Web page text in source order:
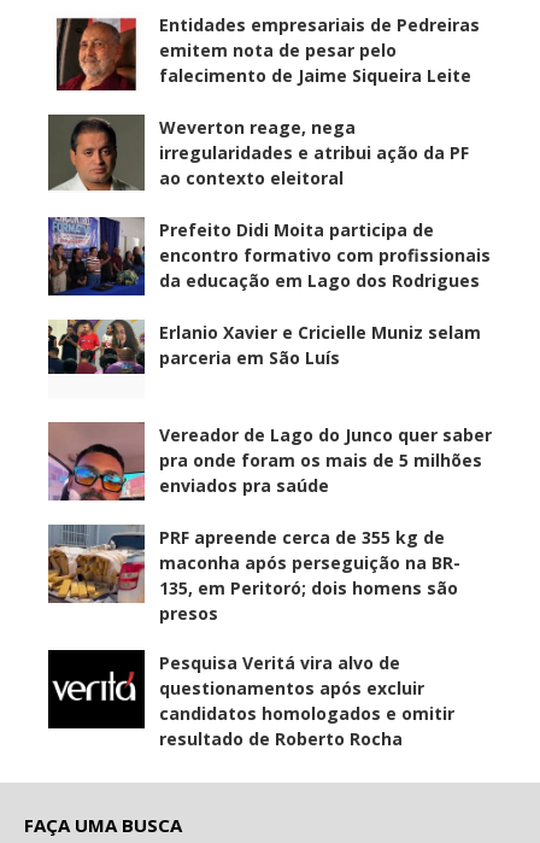
Entidades empresariais de Pedreiras
emitem nota de pesar pelo
falecimento de Jaime Siqueira Leite
Weverton reage, nega
irregularidades e atribui ação da PF
ao contexto eleitoral
Prefeito Didi Moita participa de
encontro formativo com profissionais
da educação em Lago dos Rodrigues
Erlanio Xavier e Cricielle Muniz selam
parceria em São Luís
Vereador de Lago do Junco quer saber
pra onde foram os mais de 5 milhões
enviados pra saúde
PRF apreende cerca de 355 kg de
maconha após perseguição na BR-
135, em Peritoró; dois homens são
presos
Pesquisa Veritá vira alvo de
questionamentos após excluir
candidatos homologados e omitir
resultado de Roberto Rocha
FAÇA UMA BUSCA